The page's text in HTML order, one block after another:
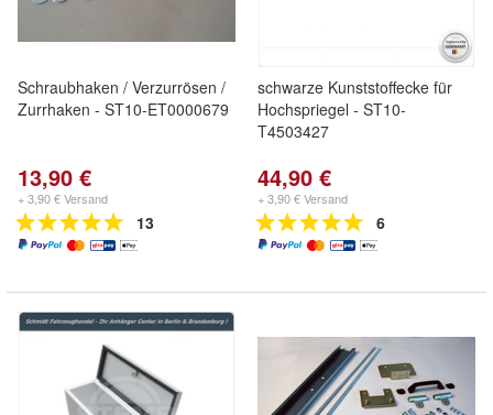
Schraubhaken / Verzurrösen /
Zurrhaken - ST10-ET0000679
13,90 €
+ 3,90 € Versand
13
schwarze Kunststoffecke für
Hochspriegel - ST10-
T4503427
44,90 €
+ 3,90 € Versand
6